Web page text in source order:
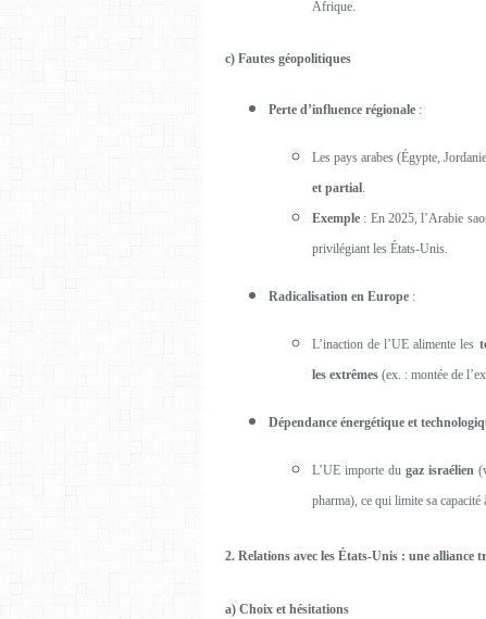
Afrique.
c) Fautes géopolitiques
Perte d’influence régionale :
Les pays arabes (Égypte,
et partial.
Exemple : En 2025, l’Arabie
privilégiant les États-Unis.
Radicalisation en Europe :
L’inaction de l’UE alimente les
les extrêmes (ex. : montée de
Dépendance énergétique et
L’UE importe du gaz israélien
pharma), ce qui limite sa capacité
2. Relations avec les États-Unis : une alliance
a) Choix et hésitations